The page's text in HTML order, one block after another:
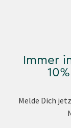
Immer
Melde Dich